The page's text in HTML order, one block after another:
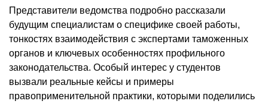
Представители ведомства подробно рассказали
будущим специалистам о специфике своей работы,
тонкостях взаимодействия с экспертами таможенных
органов и ключевых особенностях профильного
законодательства. Особый интерес у студентов
вызвали реальные кейсы и примеры
правоприменительной практики, которыми поделились